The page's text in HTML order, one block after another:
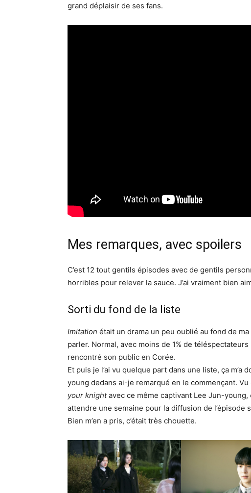
grand déplaisir de ses fans.
Mes remarques, avec spoilers
C’est 12 tout gentils épisodes avec de gentils
horribles pour relever la sauce. J’ai vraiment bien
Sorti du fond de la liste
Imitation était un drama un peu oublié au fond de
parler. Normal, avec moins de 1% de téléspectateurs
rencontré son public en Corée.
Et puis je l’ai vu quelque part dans une liste, ça m’a
young dedans ai-je remarqué en le commençant.
your knightavec ce même captivant Lee Jun-
attendre une semaine pour la diffusion de l’épisode
Bien m’en a pris, c’était très chouette.